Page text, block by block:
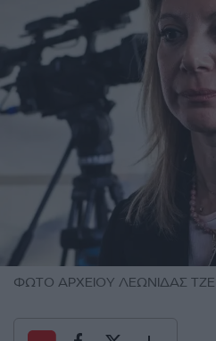
ΦΩΤΟ ΑΡΧΕΙΟΥ ΛΕΩΝΙΔΑΣ